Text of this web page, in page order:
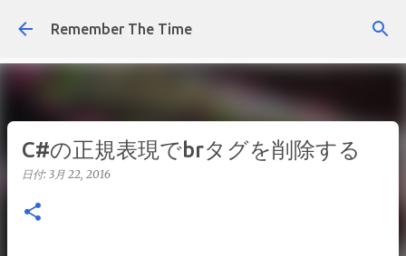
スキップしてメイン コンテンツに移動
Remember The Time
C#の正規表現でbrタグを削除する
日付: 3月 22, 2016